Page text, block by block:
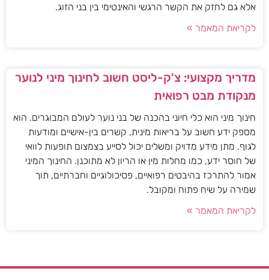
אלא גם לחזק את הקשר הרגשי והאינטימי בין בני הזוג.
לקריאת המאמר »
מדריך מקצועי: צ'ק-ליסט חשוב לחינוך מיני לנוער
מנקודת מבט רפואית
חינוך מיני הוא כלי חיוני בהכנה של בני נוער לעולם המבוגרים. הוא
מספק ידע חשוב על בריאות מינית, קשרים בין-אישיים ומודעות
לגוף. מתן מידע מדויק ומשלים יכול לסייע בצמצום תופעות לוואי
של חוסר ידע, כמו מחלות מין או הריון לא מתוכנן. החינוך המיני
אמור להתרכז בהיבטים רפואיים, פסיכולוגיים וחברתיים, תוך
שמירה על שיח פתוח ומקובל.
לקריאת המאמר »